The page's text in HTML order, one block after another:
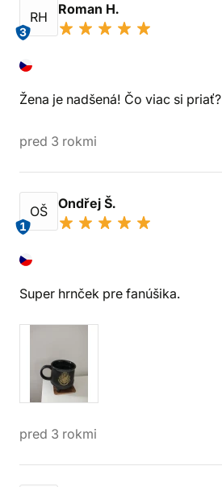
RH
3
Roman H.
Žena je nadšená! Čo viac si priať?
pred 3 rokmi
OŠ
1
Ondřej Š.
Super hrnček pre fanúšika.
pred 3 rokmi